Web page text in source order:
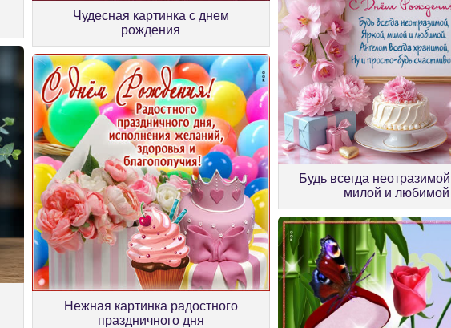
Чудесная картинка с днем
рождения
Будь всегда
милой и любимой
Нежная картинка радостного
праздничного дня